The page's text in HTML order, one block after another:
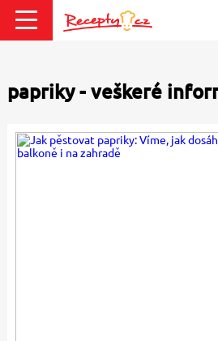
papriky - veškeré